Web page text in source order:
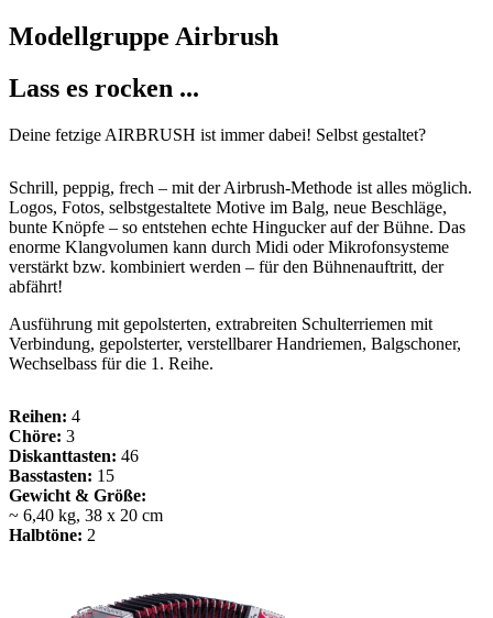
Modellgruppe Airbrush
Lass es rocken ...
Deine fetzige AIRBRUSH ist immer dabei! Selbst gestaltet?
Schrill, peppig, frech – mit der Airbrush-Methode ist alles möglich.
Logos, Fotos, selbstgestaltete Motive im Balg, neue Beschläge,
bunte Knöpfe – so entstehen echte Hingucker auf der Bühne. Das
enorme Klangvolumen kann durch Midi oder Mikrofonsysteme
verstärkt bzw. kombiniert werden – für den Bühnenauftritt, der
abfährt!
Ausführung mit gepolsterten, extrabreiten Schulterriemen mit
Verbindung, gepolsterter, verstellbarer Handriemen, Balgschoner,
Wechselbass für die 1. Reihe.
Reihen: 4
Chöre: 3
Diskanttasten: 46
Basstasten: 15
Gewicht & Größe:
~ 6,40 kg, 38 x 20 cm
Halbtöne: 2